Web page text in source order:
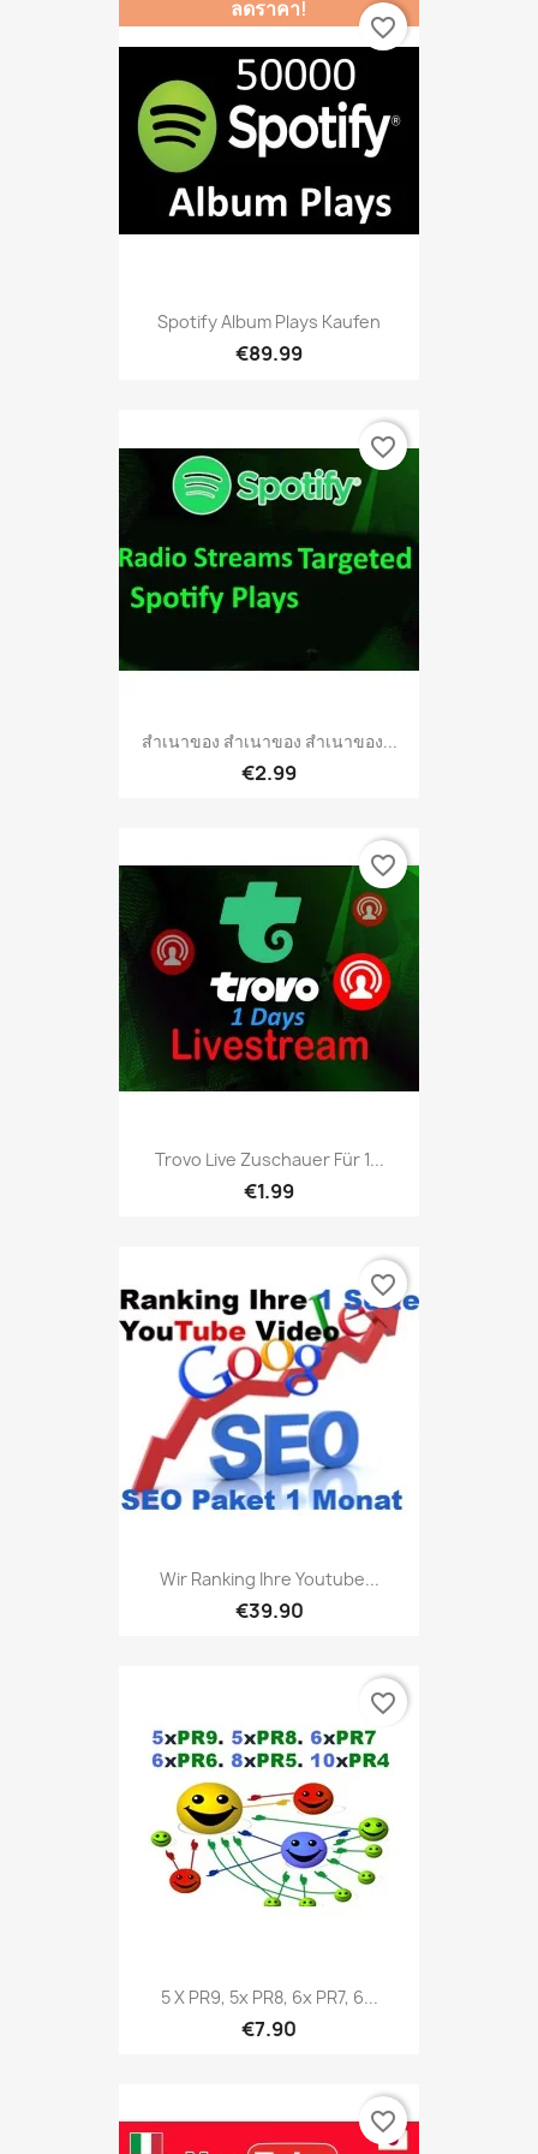
Spotify Album Plays Kaufen
€89.99
ลดราคา!
favorite_border
สำเนาของ สำเนาของ สำเนาของ...
€2.99
favorite_border
Trovo Live Zuschauer Für 1...
€1.99
favorite_border
Wir Ranking Ihre Youtube...
€39.90
favorite_border
5 X PR9, 5x PR8, 6x PR7, 6...
€7.90
favorite_border
favorite_border